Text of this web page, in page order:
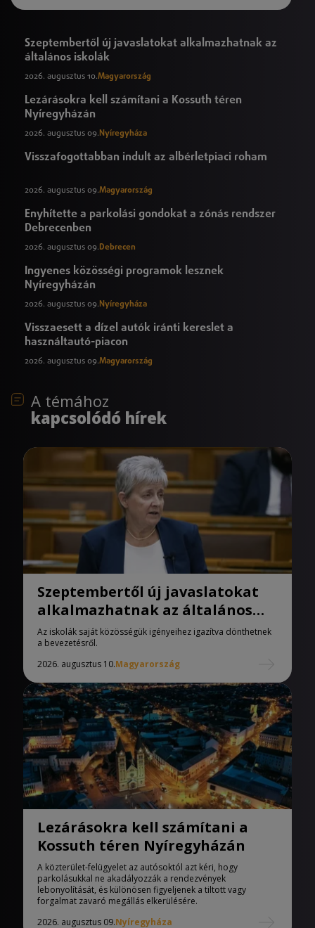
Szeptembertől új javaslatokat alkalmazhatnak az
általános iskolák
2026. augusztus 10.Magyarország
Lezárásokra kell számítani a Kossuth téren
Nyíregyházán
2026. augusztus 09. Nyíregyháza
Visszafogottabban indult az albérletpiaci roham
2026. augusztus 09.Magyarország
Enyhítette a parkolási gondokat a zónás rendszer
Debrecenben
2026. augusztus 09.Debrecen
Ingyenes közösségi programok lesznek
Nyíregyházán
2026. augusztus 09. Nyíregyháza
Visszaesett a dízel autók iránti kereslet a
használtautó-piacon
2026. augusztus 09.Magyarország
A témához
kapcsolódó hírek
Szeptembertől új javaslatokat
alkalmazhatnak az általános
iskolák
Az iskolák saját közösségük igényeihez igazítva dönthetnek
a bevezetésről.
2026. augusztus 10.Magyarország
Lezárásokra kell számítani a
Kossuth téren Nyíregyházán
A közterület-felügyelet az autósoktól azt kéri, hogy
parkolásukkal ne akadályozzák a rendezvények
lebonyolítását, és különösen figyeljenek a tiltott vagy
forgalmat zavaró megállás elkerülésére.
2026. augusztus 09.Nyíregyháza